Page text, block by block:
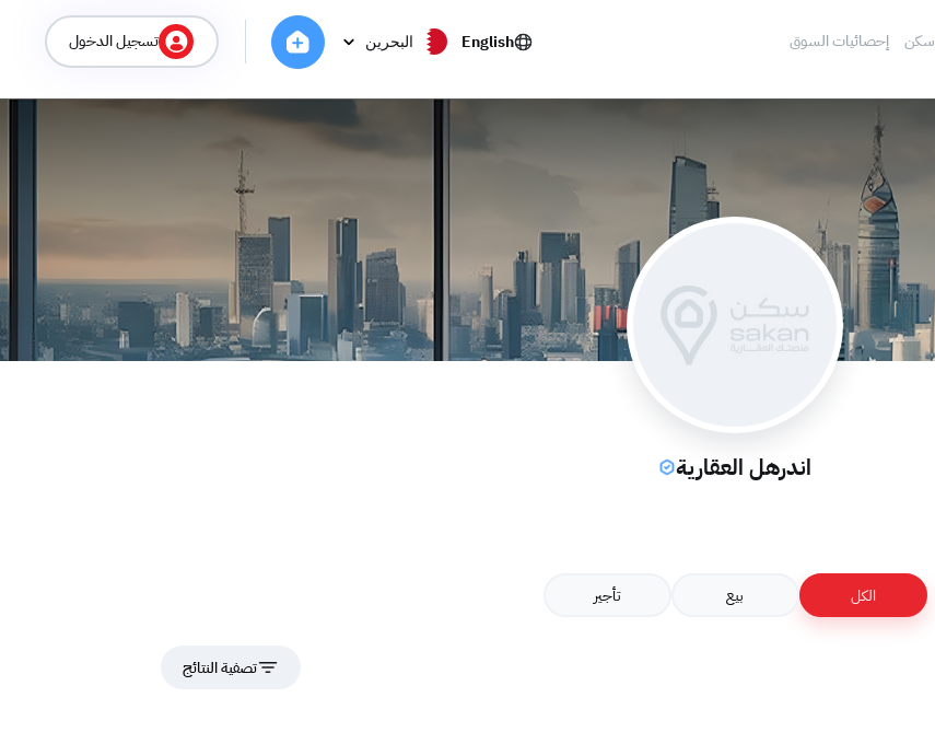
سكن إحصائيات السوق English البحرين تسجيل الدخول
اندرهل العقارية
الكل بيع تأجير
تصفية النتائج